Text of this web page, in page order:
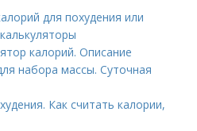
для похудения или
калорий. Описание
набора массы. Суточная
Как считать калории,